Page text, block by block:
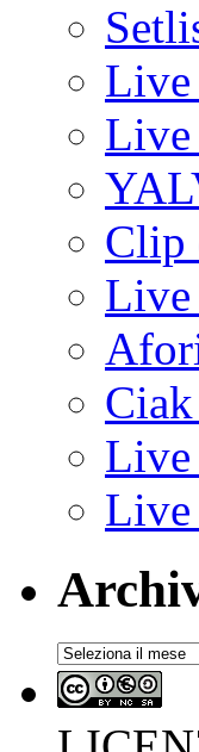
Live
Live
Clip
Live
Live
Live
Archivi